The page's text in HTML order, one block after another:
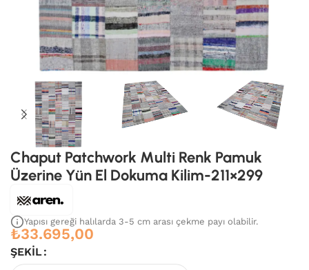
Chaput Patchwork Multi Renk Pamuk
Üzerine Yün El Dokuma Kilim-211×299
Yapısı gereği halılarda 3-5 cm arası çekme payı olabilir.
₺33.695,00
ŞEKIL